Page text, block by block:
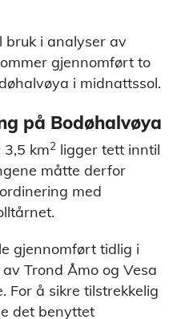
bruk i analyser av
gjennomført to
i midnattssol.
på Bodøhalvøya
km2 ligger tett inntil
måtte derfor
med
gjennomført tidlig i
Trond Åmo og Vesa
For å sikre tilstrekkelig
det benyttet